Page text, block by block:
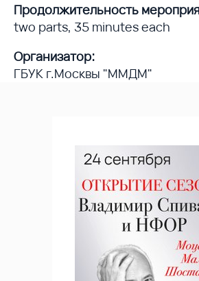
Продолжительность
two parts, 35 minutes each
Организатор:
ГБУК г.Москвы "ММДМ"